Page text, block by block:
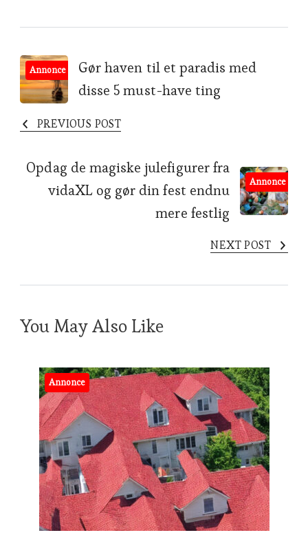
Post
Navigation
Annonce
Gør haven til et paradis med
disse 5 must-have ting
PREVIOUS POST
Annonce
Opdag de magiske julefigurer fra
vidaXL og gør din fest endnu
mere festlig
NEXT POST
You May Also Like
Annonce